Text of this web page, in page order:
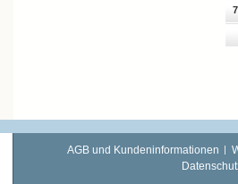
AGB und Kundeninformationen